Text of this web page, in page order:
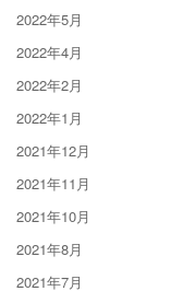
2022年5月
2022年4月
2022年2月
2022年1月
2021年12月
2021年11月
2021年10月
2021年8月
2021年7月